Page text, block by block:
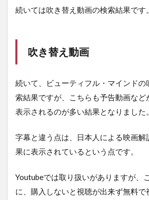
続いては吹き替え動画の検索結果です。
吹き替え動画
続いて、ビューティフル・マインドの
索結果ですが、こちらも予告動画など
表示されるのが多い結果となりました。
字幕と違う点は、日本人による映画解
果に表示されているという点です。
Youtubeでは取り扱いがありますが、
に、購入しないと視聴が出来ず無料で